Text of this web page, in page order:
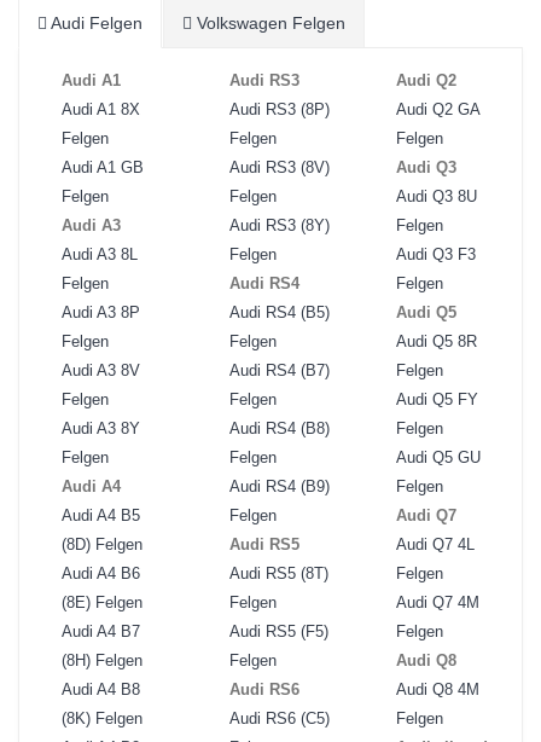
Audi Felgen Volkswagen Felgen
Audi A1
Audi A1 8X
Felgen
Audi A1 GB
Felgen
Audi A3
Audi A3 8L
Felgen
Audi A3 8P
Felgen
Audi A3 8V
Felgen
Audi A3 8Y
Felgen
Audi A4
Audi A4 B5
(8D) Felgen
Audi A4 B6
(8E) Felgen
Audi A4 B7
(8H) Felgen
Audi A4 B8
(8K) Felgen
Audi RS3
Audi RS3 (8P)
Felgen
Audi RS3 (8V)
Felgen
Audi RS3 (8Y)
Felgen
Audi RS4
Audi RS4 (B5)
Felgen
Audi RS4 (B7)
Felgen
Audi RS4 (B8)
Felgen
Audi RS4 (B9)
Felgen
Audi RS5
Audi RS5 (8T)
Felgen
Audi RS5 (F5)
Felgen
Audi RS6
Audi RS6 (C5)
Audi Q2
Audi Q2 GA
Felgen
Audi Q3
Audi Q3 8U
Felgen
Audi Q3 F3
Felgen
Audi Q5
Audi Q5 8R
Felgen
Audi Q5 FY
Felgen
Audi Q5 GU
Felgen
Audi Q7
Audi Q7 4L
Felgen
Audi Q7 4M
Felgen
Audi Q8
Audi Q8 4M
Felgen